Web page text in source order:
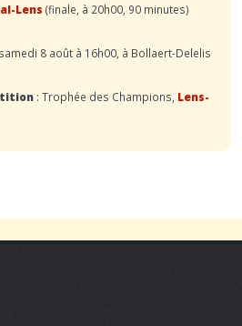
Lens (finale, à 20h00, 90 minutes)
samedi 8 août à 16h00, à Bollaert-Delelis
: Trophée des Champions, Lens-